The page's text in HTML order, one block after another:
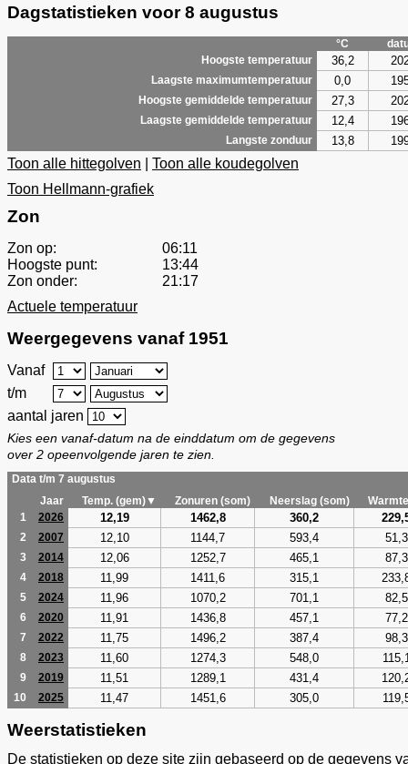
Dagstatistieken voor 8 augustus
°C
Hoogste temperatuur
36,2
Laagste maximumtemperatuur 0,0
Hoogste gemiddelde temperatuur 27,3
Laagste gemiddelde temperatuur 12,4
Langste zonduur 13,8
Toon alle hittegolven
Toon alle koudegolven
Toon Hellmann-grafiek
Zon
Zon op:
06:11
Hoogste punt:
13:44
Zon onder:
21:17
Actuele temperatuur
Weergegevens vanaf 1951
Vanaf
t/m
aantal jaren
Kies een vanaf-datum na de einddatum om de gegevens
over 2 opeenvolgende jaren te zien.
Data t/m 7 augustus
Jaar
Temp. (gem)▼ Zonuren (som) Neerslag (som)
1
2026 12,19 1462,8 360,2
2 2007 12,10 1144,7 593,4 51,3
3 2014 12,06 1252,7 465,1 87,3
4 2018 11,99 1411,6 315,1
5 2024 11,96 1070,2 701,1 82,5
6 2020 11,91 1436,8 457,1 77,2
7 2022 11,75 1496,2 387,4 98,3
8 2023 11,60 1274,3 548,0
9 2019 11,51 1289,1 431,4
10 2025 11,47 1451,6 305,0
Weerstatistieken
De statistieken op deze site zijn gebaseerd op de gegevens